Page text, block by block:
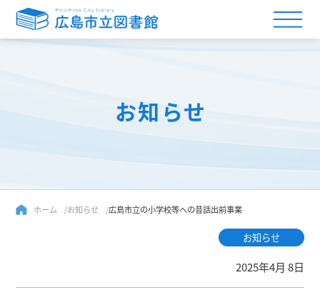
お知らせ
ホーム お知らせ 広島市立の小学校等への昔話出前事業
お知らせ
2025年4月 8日